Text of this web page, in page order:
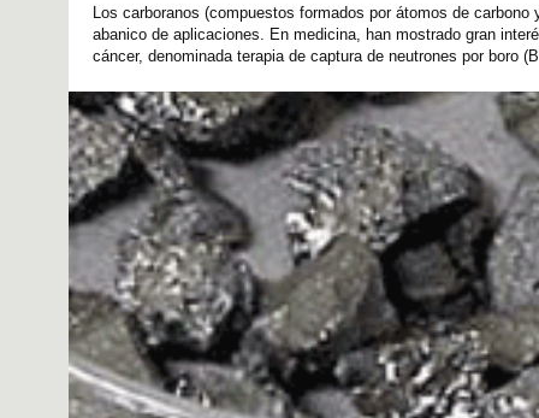
Los carboranos (compuestos formados por átomos de carbono
abanico de aplicaciones. En medicina, han mostrado gran
cáncer, denominada terapia de captura de neutrones por boro